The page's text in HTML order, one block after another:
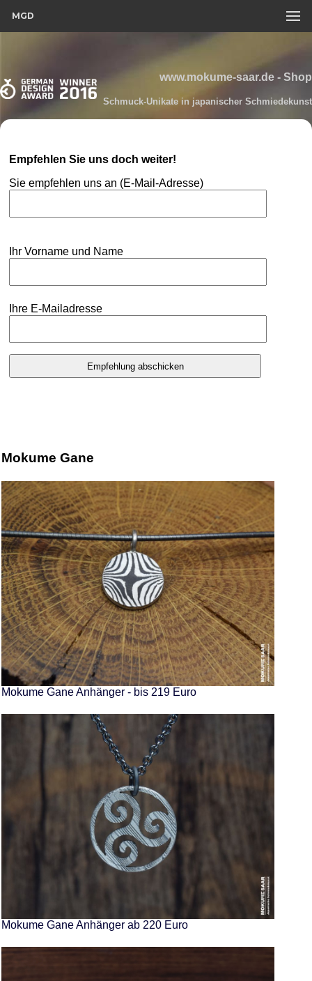
MGD
www.mokume-saar.de - Shop
Schmuck-Unikate in japanischer Schmiedekunst
Empfehlen Sie uns doch weiter!
Sie empfehlen uns an (E-Mail-Adresse)
Ihr Vorname und Name
Ihre E-Mailadresse
Mokume Gane
Mokume Gane Anhänger - bis 219 Euro
Mokume Gane Anhänger ab 220 Euro